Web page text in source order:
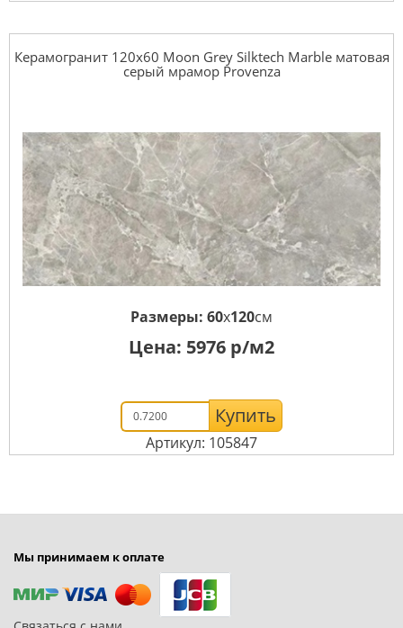
Керамогранит 120x60 Moon Grey Silktech Marble матовая
серый мрамор Provenza
Размеры: 60x120см
Цена: 5976 р/м2
Купить
Артикул: 105847
Мы принимаем к оплате